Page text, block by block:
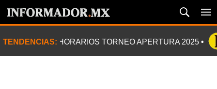
TENDENCIAS: HORARIOS TORNEO APERTURA 2025